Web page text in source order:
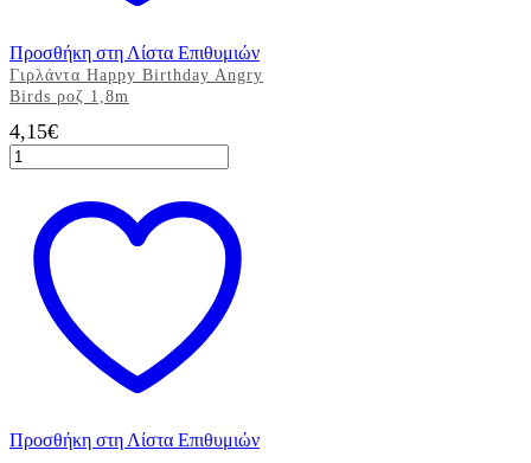
Προσθήκη στη Λίστα Επιθυμιών
Γιρλάντα Happy Birthday Angry
Birds ροζ 1,8m
4,15€
Γιρλάντα
Happy
Angry
Birds
ροζ
1,8m
ποσότητα
Προσθήκη στη Λίστα Επιθυμιών